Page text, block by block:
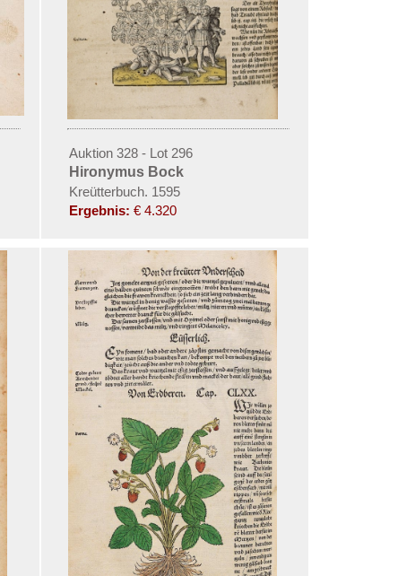
Auktion 328 - Lot 296
Hironymus Bock
Kreütterbuch. 1595
Ergebnis: € 4.320